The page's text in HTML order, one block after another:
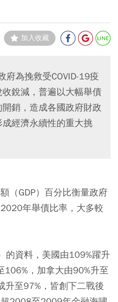
加入收藏
府為挽救受COVID-19疫
銳減，普遍以大幅舉債
銷，造成各國政府財政
經濟永續性的重大挑
（GDP）百分比衡量政府
年舉債比率，大多較
的資料，美國由109%躍升
106%，加拿大由90%升至
升至97%，皆創下二戰後